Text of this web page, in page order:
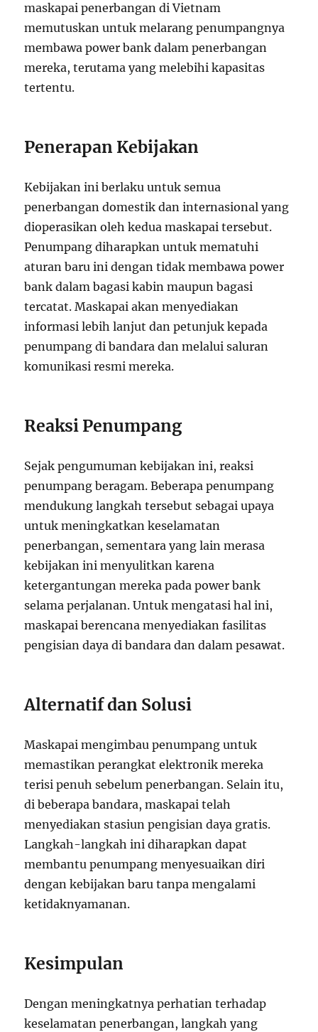
maskapai penerbangan di Vietnam
memutuskan untuk melarang penumpangnya
membawa power bank dalam penerbangan
mereka, terutama yang melebihi kapasitas
tertentu.
Penerapan Kebijakan
Kebijakan ini berlaku untuk semua
penerbangan domestik dan internasional yang
dioperasikan oleh kedua maskapai tersebut.
Penumpang diharapkan untuk mematuhi
aturan baru ini dengan tidak membawa power
bank dalam bagasi kabin maupun bagasi
tercatat. Maskapai akan menyediakan
informasi lebih lanjut dan petunjuk kepada
penumpang di bandara dan melalui saluran
komunikasi resmi mereka.
Reaksi Penumpang
Sejak pengumuman kebijakan ini, reaksi
penumpang beragam. Beberapa penumpang
mendukung langkah tersebut sebagai upaya
untuk meningkatkan keselamatan
penerbangan, sementara yang lain merasa
kebijakan ini menyulitkan karena
ketergantungan mereka pada power bank
selama perjalanan. Untuk mengatasi hal ini,
maskapai berencana menyediakan fasilitas
pengisian daya di bandara dan dalam pesawat.
Alternatif dan Solusi
Maskapai mengimbau penumpang untuk
memastikan perangkat elektronik mereka
terisi penuh sebelum penerbangan. Selain itu,
di beberapa bandara, maskapai telah
menyediakan stasiun pengisian daya gratis.
Langkah-langkah ini diharapkan dapat
membantu penumpang menyesuaikan diri
dengan kebijakan baru tanpa mengalami
ketidaknyamanan.
Kesimpulan
Dengan meningkatnya perhatian terhadap
keselamatan penerbangan, langkah yang